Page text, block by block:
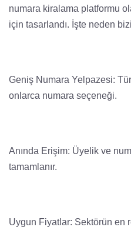
numara kiralama platformu
için tasarlandı. İşte neden
Geniş Numara Yelpazesi:
onlarca numara seçeneği.
Anında Erişim: Üyelik ve
tamamlanır.
Uygun Fiyatlar: Sektörün en